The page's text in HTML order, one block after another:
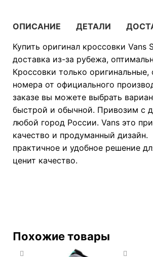
ОПИСАНИЕ ДЕТАЛИ
Купить оригинал кроссовки Vans
доставка из-за рубежа,
Кроссовки только оригинальные,
номера от официального
заказе вы можете выбрать
быстрой и обычной. Привозим с
любой город России. Vans это
качество и продуманный дизайн.
практичное и удобное решение
ценит качество.
Похожие товары